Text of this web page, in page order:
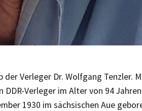
der Verleger Dr. Wolfgang Tenzler.
DDR-Verleger im Alter von 94
1930 im sächsischen Aue